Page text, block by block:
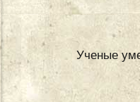
Ученые